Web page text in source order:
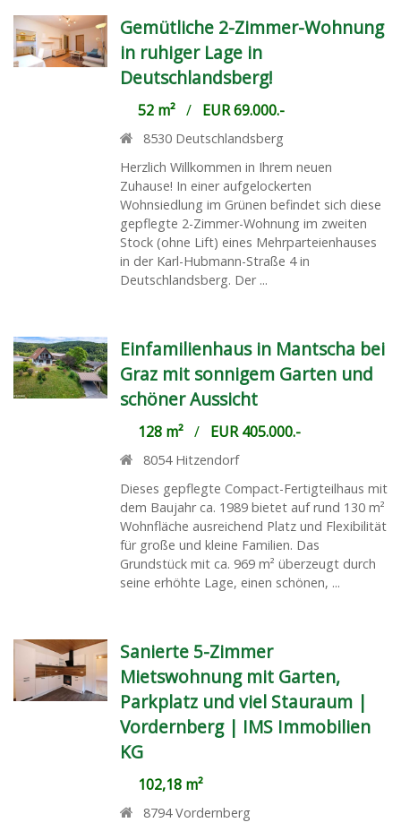
Gemütliche 2-Zimmer-Wohnung
in ruhiger Lage in
Deutschlandsberg!
52 m²/ EUR 69.000.-
8530 Deutschlandsberg
Herzlich Willkommen in Ihrem neuen
Zuhause! In einer aufgelockerten
Wohnsiedlung im Grünen befindet sich diese
gepflegte 2-Zimmer-Wohnung im zweiten
Stock (ohne Lift) eines Mehrparteienhauses
in der Karl-Hubmann-Straße 4 in
Deutschlandsberg. Der ...
Einfamilienhaus in Mantscha bei
Graz mit sonnigem Garten und
schöner Aussicht
128 m²/ EUR 405.000.-
8054 Hitzendorf
Dieses gepflegte Compact-Fertigteilhaus mit
dem Baujahr ca. 1989 bietet auf rund 130 m²
Wohnfläche ausreichend Platz und Flexibilität
für große und kleine Familien. Das
Grundstück mit ca. 969 m² überzeugt durch
seine erhöhte Lage, einen schönen, ...
Sanierte 5-Zimmer
Mietswohnung mit Garten,
Parkplatz und viel Stauraum |
Vordernberg | IMS Immobilien
KG
102,18 m²
8794 Vordernberg